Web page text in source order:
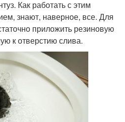
Как работать с этим
знают, наверное, все. Для
приложить резиновую
к отверстию слива.